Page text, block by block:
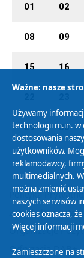
01 02
08 09
15 16
29 30
Polityka
Zasady
Organizacje
Cyfryzacja DAB+
Ważne: nasze
Używamy
technologii m.in. w
dostosowania
użytkowników.
reklamodawcy,
multimedialnych.
można zmienić
naszych serwisów
cookies oznacza,
Więcej informacji
Zamieszczone na